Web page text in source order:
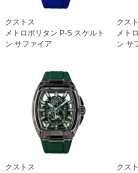
クストス
メトロポリタン P-S スケルト
ン サファイア
クス
メト
ン サ
クストス
クス